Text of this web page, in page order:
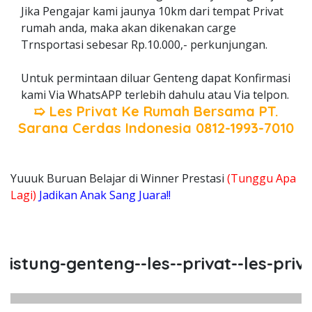
Jika Pengajar kami jaunya 10km dari tempat Privat
rumah anda, maka akan dikenakan carge
Trnsportasi sebesar Rp.10.000,- perkunjungan.
Untuk permintaan diluar Genteng dapat Konfirmasi
kami Via WhatsAPP terlebih dahulu atau Via telpon.
➯ Les Privat Ke Rumah Bersama PT.
Sarana Cerdas Indonesia 0812-1993-7010
Yuuuk Buruan Belajar di Winner Prestasi (Tunggu Apa
Lagi) Jadikan Anak Sang Juara!!
genteng--les--privat--les-